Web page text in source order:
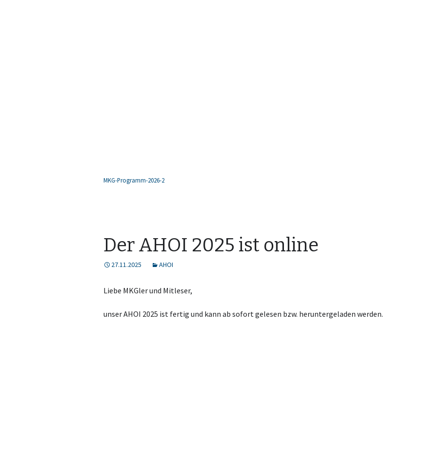
MKG-Programm-2026-2
Der AHOI 2025 ist online
27.11.2025 AHOI
Liebe MKGler und Mitleser,
unser AHOI 2025 ist fertig und kann ab sofort gelesen bzw. heruntergeladen werden.